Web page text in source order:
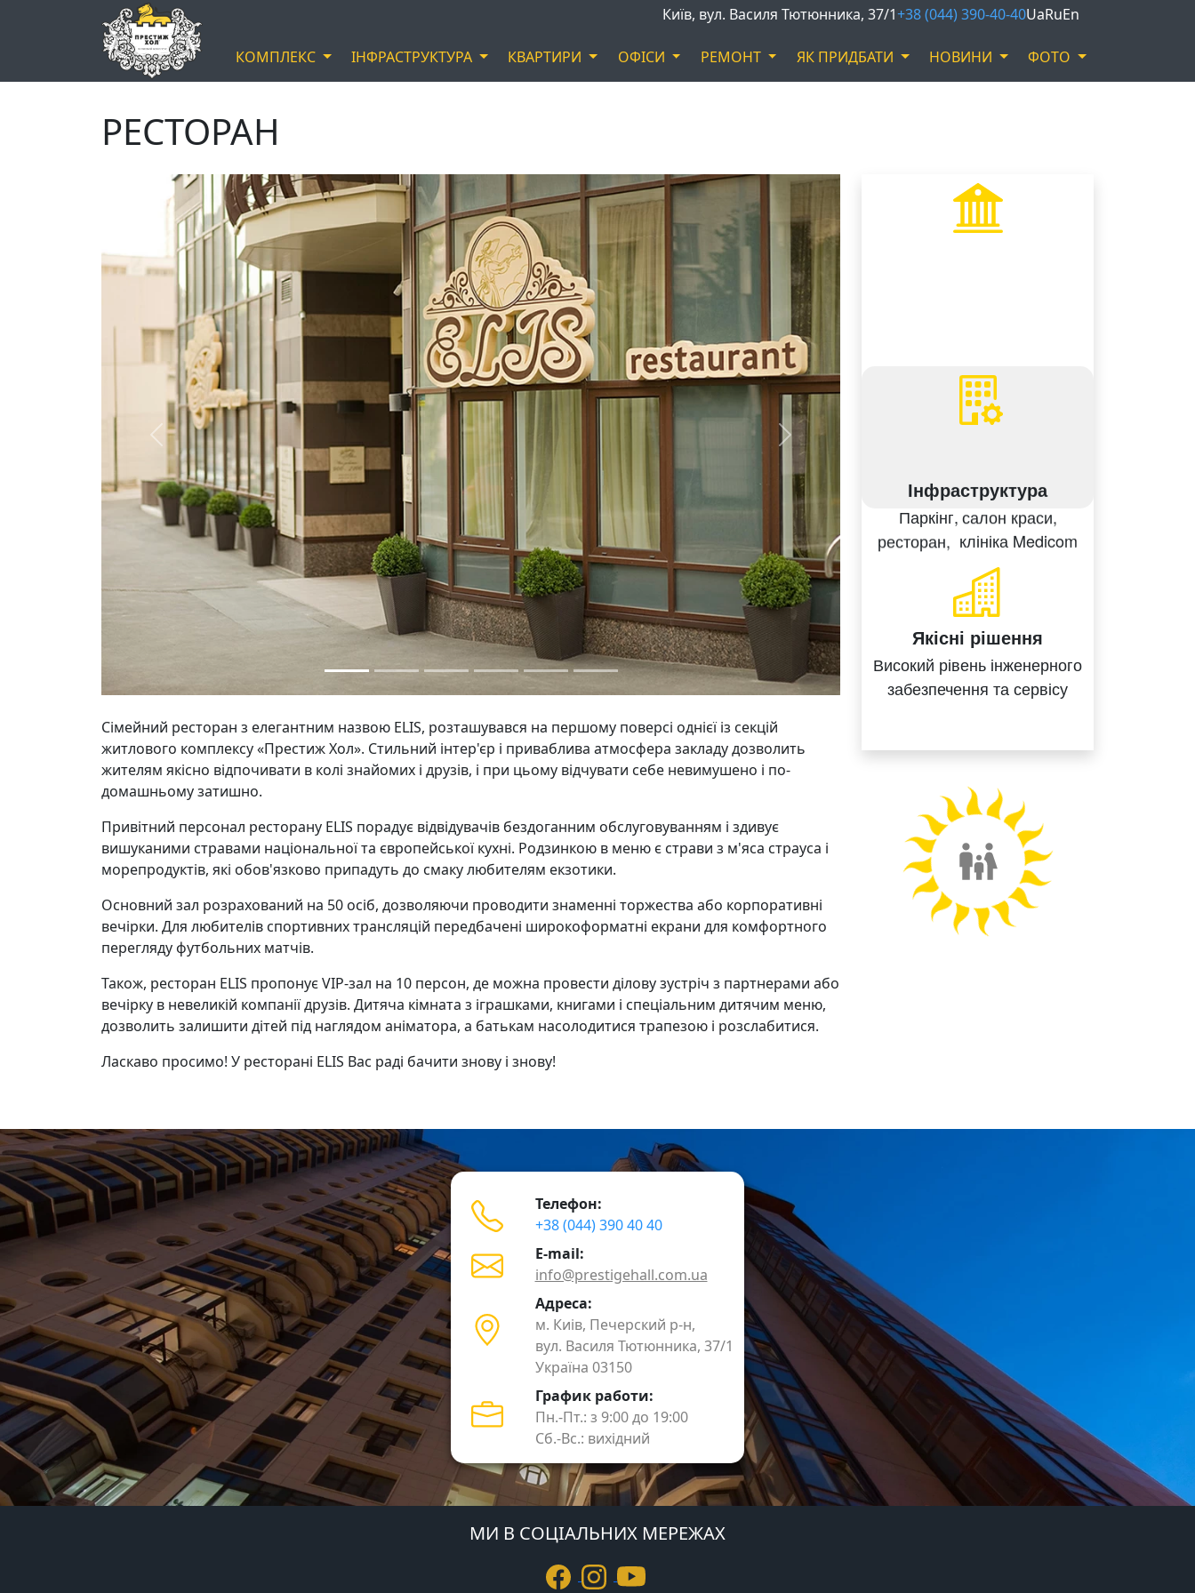
Київ, вул. Василя Тютюнника, 37/1+38 (044) 390-40-40UaRuEn
КОМПЛЕКС ІНФРАСТРУКТУРА КВАРТИРИ ОФIСИ РЕМОНТ ЯК ПРИДБАТИ НОВИНИ ФОТО
РЕСТОРАН
Previous Next
Сімейний ресторан з елегантним назвою ELIS, розташувався на першому поверсі однієї із секцій
житлового комплексу «Престиж Хол». Стильний інтер'єр і приваблива атмосфера закладу дозволить
жителям якісно відпочивати в колі знайомих і друзів, і при цьому відчувати себе невимушено і по-
домашньому затишно.
Привітний персонал ресторану ELIS порадує відвідувачів бездоганним обслуговуванням і здивує
вишуканими стравами національної та європейської кухні. Родзинкою в меню є страви з м'яса страуса і
морепродуктів, які обов'язково припадуть до смаку любителям екзотики.
Основний зал розрахований на 50 осіб, дозволяючи проводити знаменні торжества або корпоративні
вечірки. Для любителів спортивних трансляцій передбачені широкоформатні екрани для комфортного
перегляду футбольних матчів.
Також, ресторан ELIS пропонує VIP-зал на 10 персон, де можна провести ділову зустріч з партнерами або
вечірку в невеликій компанії друзів. Дитяча кімната з іграшками, книгами і спеціальним дитячим меню,
дозволить залишити дітей під наглядом аніматора, а батькам насолодитися трапезою і розслабитися.
Ласкаво просимо! У ресторані ELIS Вас раді бачити знову і знову!
Інфраструктура
Паркінг,салон краси,
ресторан, клініка Medicom
Якісні рішення
Високий рівень інженерного
забезпечення та сервісу
Телефон:
+38 (044) 390 40 40
E-mail:
info@prestigehall.com.ua
Адреса:
м. Киів, Печерский р-н,
вул. Василя Тютюнника, 37/1
Україна 03150
График работи:
Пн.-Пт.: з 9:00 до 19:00
Сб.-Вс.: вихідний
МИ В СОЦІАЛЬНИХ МЕРЕЖАХ